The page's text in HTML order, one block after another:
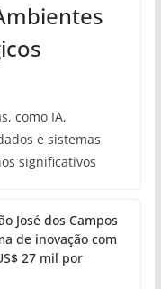
como IA,
e sistemas
significativos
José dos Campos
de inovação com
27 mil por